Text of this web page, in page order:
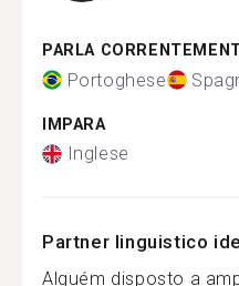
PARLA
Portoghese
IMPARA
Inglese
Partner linguistico
Alguém disposto a